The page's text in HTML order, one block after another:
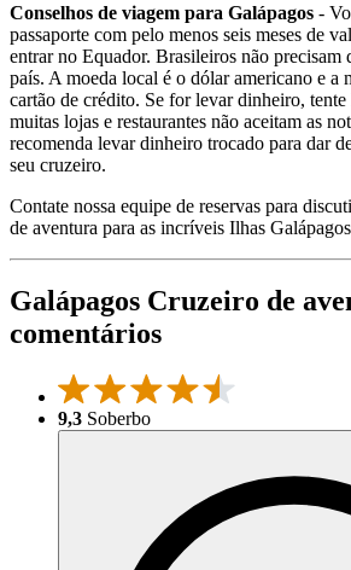
Conselhos de viagem para Galápagos -
passaporte com pelo menos seis meses de
entrar no Equador. Brasileiros não precisam
país. A moeda local é o dólar americano e a
cartão de crédito. Se for levar dinheiro,
muitas lojas e restaurantes não aceitam as
recomenda levar dinheiro trocado para dar
seu cruzeiro.
Contate nossa equipe de reservas para
de aventura para as incríveis Ilhas Galápagos
Galápagos Cruzeiro de
comentários
9,3 Soberbo